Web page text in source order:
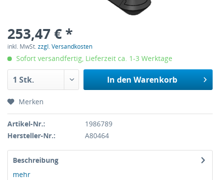
253,47 € *
inkl. MwSt.zzgl. Versandkosten
Sofort versandfertig, Lieferzeit ca. 1-3 Werktage
In den Warenkorb
Merken
Artikel-Nr.:
1986789
Hersteller-Nr.:
A80464
Beschreibung
mehr